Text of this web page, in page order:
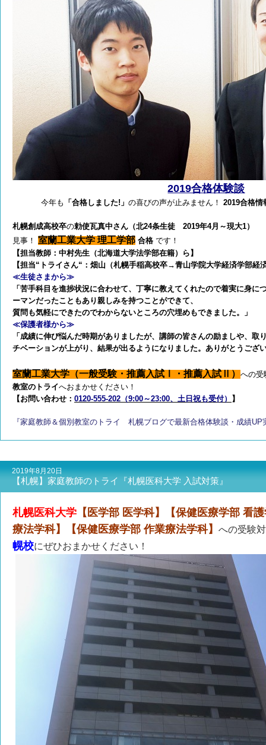
2019合格体験談
今年も 「合格しました!」の喜びの声が止みません！ 2019合格情
札幌創成高校卒の勅使瓦真中さん（北24条生徒 2019年4月～現大1）
見事！ 室蘭工業大学 理工学部 合格 です！
【担当教師：中村先生（北海道大学法学部在籍）ら】
【担当“トライさん“：畑山（札幌手稲高校卒→青山学院大学経済学部経
≪生徒さまから≫
「苦手科目を進捗状況に合わせて、丁寧に教えてくれたので着実に身に
ーマンだったこともあり親しみを持つことができて、
質問も気軽にできたのでわからないところの穴埋めもできました。」
≪保護者様から≫
「成績に伸び悩んだ時期がありましたが、講師の皆さんの励ましや、取
チベーションが上がり、結果が出るようになりました。ありがとうござ
室蘭工業大学（一般受験・推薦入試Ⅰ・推薦入試Ⅱ） への受
教室のトライへおまかせください！
【お問い合わせ： 0120-555-202（9:00～23:00、土日祝も受付） 】
『家庭教師＆個別教室のトライ 札幌ブログで最新合格体験談・成績UP
2019年8月20日
【札幌】家庭教師のトライ『札幌医科大学 入試対策』
札幌医科大学 【医学部 医学科】【保健医療学部 看
療法学科】【保健医療学部 作業療法学科】 への受験
幌校にぜひおまかせください！